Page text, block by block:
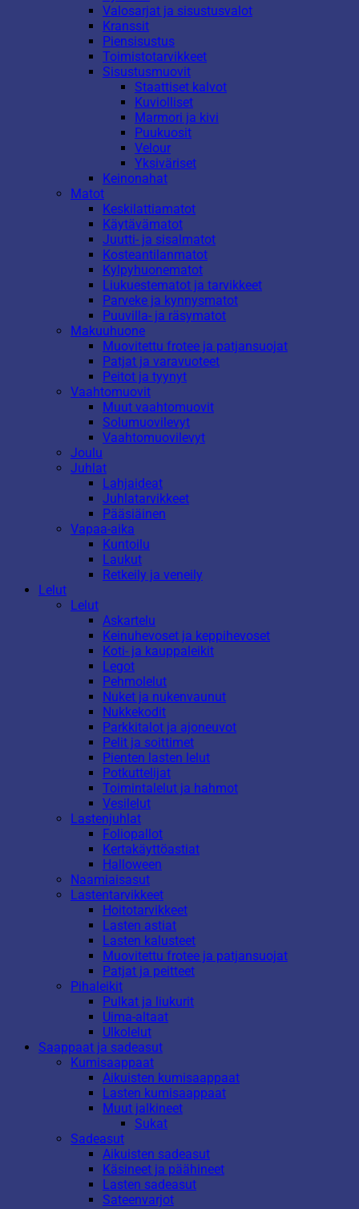
Valosarjat ja sisustusvalot
Kranssit
Piensisustus
Toimistotarvikkeet
Sisustusmuovit
Staattiset kalvot
Kuviolliset
Marmori ja kivi
Puukuosit
Velour
Yksiväriset
Keinonahat
Matot
Keskilattiamatot
Käytävämatot
Juutti- ja sisalmatot
Kosteantilanmatot
Kylpyhuonematot
Liukuestematot ja tarvikkeet
Parveke ja kynnysmatot
Puuvilla- ja räsymatot
Makuuhuone
Muovitettu frotee ja patjansuojat
Patjat ja varavuoteet
Peitot ja tyynyt
Vaahtomuovit
Muut vaahtomuovit
Solumuovilevyt
Vaahtomuovilevyt
Joulu
Juhlat
Lahjaideat
Juhlatarvikkeet
Pääsiäinen
Vapaa-aika
Kuntoilu
Laukut
Retkeily ja veneily
Lelut
Lelut
Askartelu
Keinuhevoset ja keppihevoset
Koti- ja kauppaleikit
Legot
Pehmolelut
Nuket ja nukenvaunut
Nukkekodit
Parkkitalot ja ajoneuvot
Pelit ja soittimet
Pienten lasten lelut
Potkuttelijat
Toimintalelut ja hahmot
Vesilelut
Lastenjuhlat
Foliopallot
Kertakäyttöastiat
Halloween
Naamiaisasut
Lastentarvikkeet
Hoitotarvikkeet
Lasten astiat
Lasten kalusteet
Muovitettu frotee ja patjansuojat
Patjat ja peitteet
Pihaleikit
Pulkat ja liukurit
Uima-altaat
Ulkolelut
Saappaat ja sadeasut
Kumisaappaat
Aikuisten kumisaappaat
Lasten kumisaappaat
Muut jalkineet
Sukat
Sadeasut
Aikuisten sadeasut
Käsineet ja päähineet
Lasten sadeasut
Sateenvarjot